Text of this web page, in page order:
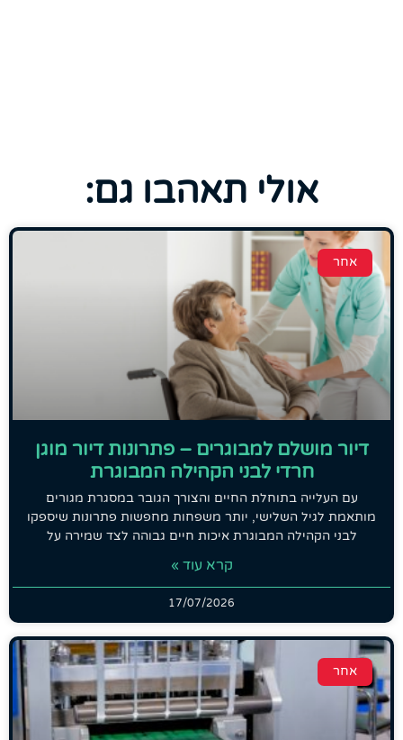
אולי תאהבו גם:
אחר
דיור מושלם למבוגרים – פתרונות דיור מוגן
חרדי לבני הקהילה המבוגרת
עם העלייה בתוחלת החיים והצורך הגובר במסגרת מגורים
מותאמת לגיל השלישי, יותר משפחות מחפשות פתרונות שיספקו
לבני הקהילה המבוגרת איכות חיים גבוהה לצד שמירה על
קרא עוד »
17/07/2026
אחר